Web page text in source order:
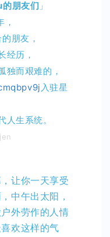
朋友们 」
，
朋友，
经历，
独而艰难的，
入驻星
人生系统。
让你一天享受
中午出太阳，
外劳作的人情
欢这样的气